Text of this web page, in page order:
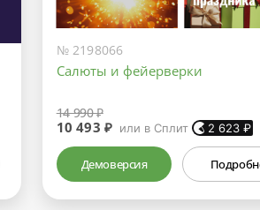
№ 2198066
Салюты и фейерверки
14 990 ₽
10 493 ₽ или в Сплит 2 623 ₽
Демоверсия